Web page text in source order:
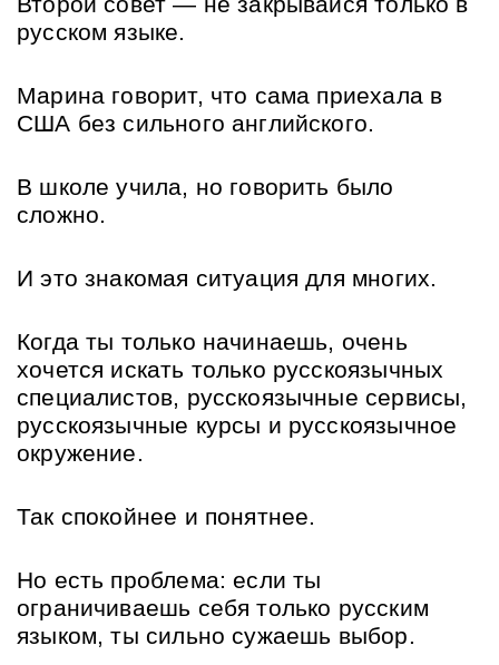
русском языке.
Марина говорит, что сама приехала в
США без сильного английского.
В школе учила, но говорить было
сложно.
И это знакомая ситуация для многих.
Когда ты только начинаешь, очень
хочется искать только русскоязычных
специалистов, русскоязычные сервисы,
русскоязычные курсы и русскоязычное
окружение.
Так спокойнее и понятнее.
Но есть проблема: если ты
ограничиваешь себя только русским
языком, ты сильно сужаешь выбор.